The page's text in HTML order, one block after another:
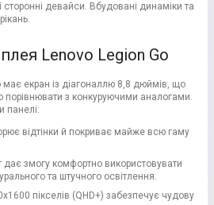
сторонні девайси. Вбудовані динаміки та
Lenovo Legion Go
має екран із діагоналлю 8,8 дюймів, що
з конкуруючими аналогами.
панелі:
відтінки й покриває майже всю гаму
дає змогу комфортно використовувати
та штучного освітлення.
пікселів (QHD+) забезпечує чудову